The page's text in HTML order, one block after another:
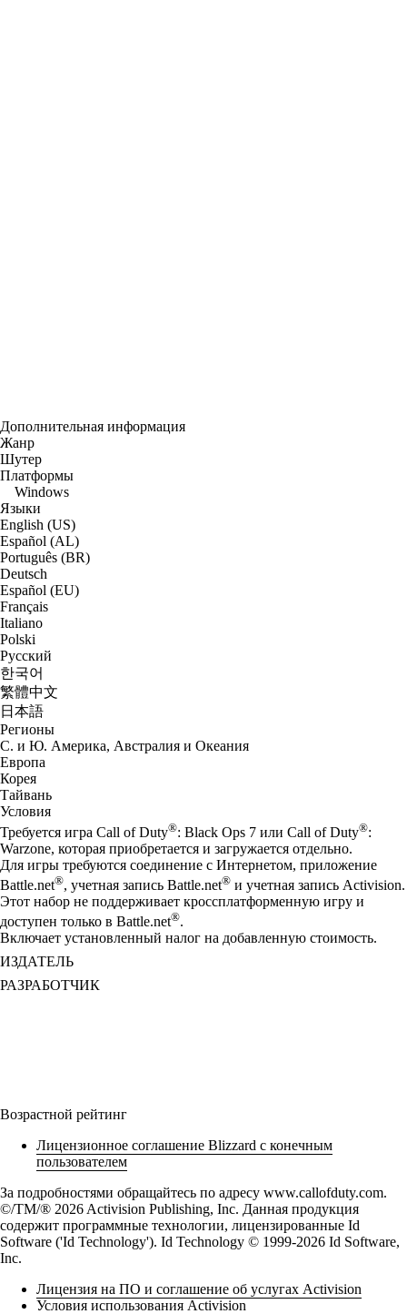
Дополнительная информация
Жанр
Шутер
Платформы
Windows
Языки
English (US)
Español (AL)
Português (BR)
Deutsch
Español (EU)
Français
Italiano
Polski
Русский
한국어
繁體中文
日本語
Регионы
С. и Ю. Америка, Австралия и Океания
Европа
Корея
Тайвань
Условия
Требуется игра Call of Duty®: Black Ops 7 или Call of Duty®:
Warzone, которая приобретается и загружается отдельно.
Для игры требуются соединение с Интернетом, приложение
Battle.net®, учетная запись Battle.net® и учетная запись Activision.
Этот набор не поддерживает кроссплатформенную игру и
доступен только в Battle.net®.
Включает установленный налог на добавленную стоимость.
ИЗДАТЕЛЬ
РАЗРАБОТЧИК
Возрастной рейтинг
Лицензионное соглашение Blizzard с конечным
пользователем
За подробностями обращайтесь по адресу www.callofduty.com.
©/TM/® 2026 Activision Publishing, Inc. Данная продукция
содержит программные технологии, лицензированные Id
Software ('Id Technology'). Id Technology © 1999-2026 Id Software,
Inc.
Лицензия на ПО и соглашение об услугах Activision
Условия использования Activision